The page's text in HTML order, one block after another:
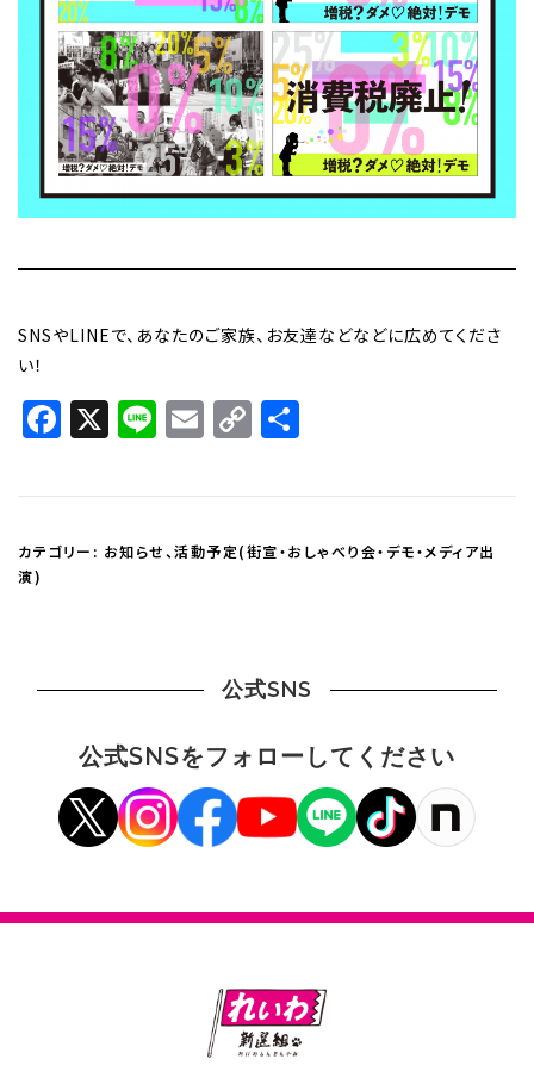
SNSやLINEで、あなたのご家族、お友達などなどに広めてくださ
い！
Facebook
X LineEmail
Copy
Link
カテゴリー: お知らせ、活動予定(街宣・おしゃべり会・デモ・メディア出
演)
公式SNS
公式SNSをフォローしてください